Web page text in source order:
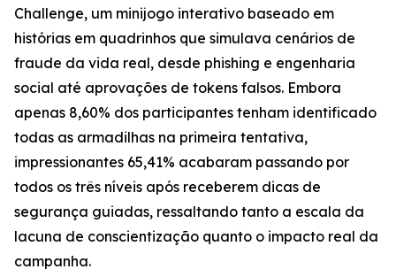
Challenge, um minijogo interativo baseado em
histórias em quadrinhos que simulava cenários de
fraude da vida real, desde phishing e engenharia
social até aprovações de tokens falsos. Embora
apenas 8,60% dos participantes tenham identificado
todas as armadilhas na primeira tentativa,
impressionantes 65,41% acabaram passando por
todos os três níveis após receberem dicas de
segurança guiadas, ressaltando tanto a escala da
lacuna de conscientização quanto o impacto real da
campanha.